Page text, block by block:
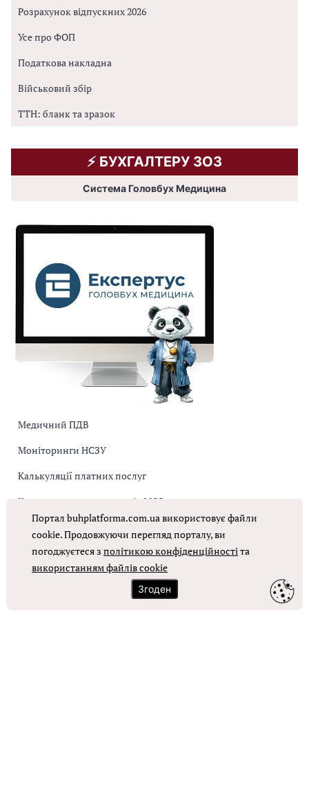
Розрахунок відпускних 2026
Усе про ФОП
Податкова накладна
Військовий збір
ТТН: бланк та зразок
⚡️ БУХГАЛТЕРУ ЗОЗ
Система Головбух Медицина
Медичний ПДВ
Моніторинги НСЗУ
Калькуляції платних послуг
Коригувальна накладна від МОЗ
Оплата праці в КНП
ОТРИМАТИ ДОСТУП
Портал buhplatforma.com.ua використовує файли
cookie. Продовжуючи перегляд порталу, ви
погоджуєтеся зполітикою конфіденційностіта
використанням файлів cookie
Згоден